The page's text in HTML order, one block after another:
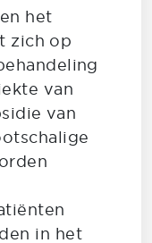
het
zich op
van
van
in het